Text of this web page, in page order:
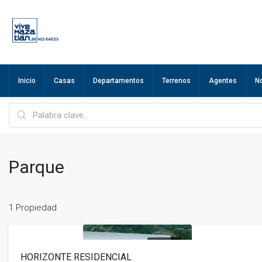
Inicio Casas Departamentos Terrenos Agentes
Parque
1 Propiedad
HORIZONTE RESIDENCIAL